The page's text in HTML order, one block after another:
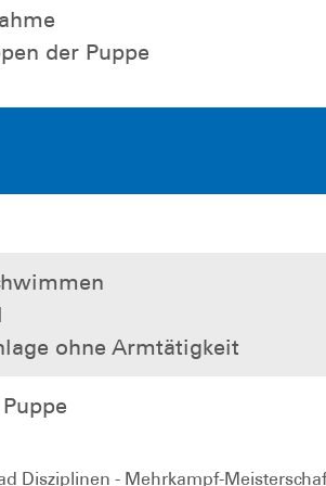
der Puppe
ohne Armtätigkeit
Disziplinen - Mehrkampf-